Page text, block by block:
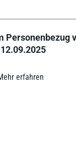
Personenbezug
erfahren